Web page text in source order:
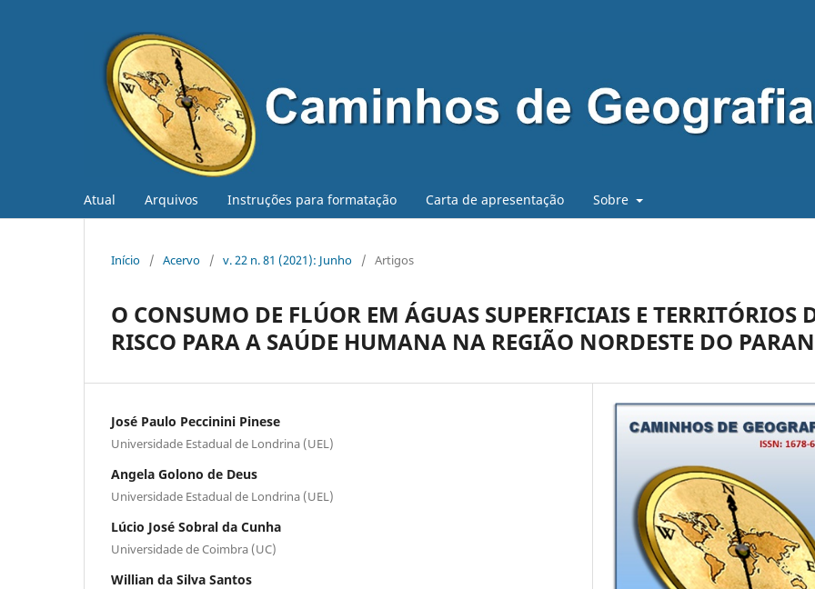
Atual Arquivos Instruções para formatação Carta de apresentação Sobre
Início / Acervo / v. 22 n. 81 (2021): Junho / Artigos
O CONSUMO DE FLÚOR EM ÁGUAS SUPERFICIAIS E TERRITÓRIOS
RISCO PARA A SAÚDE HUMANA NA REGIÃO NORDESTE DO
José Paulo Peccinini Pinese
Universidade Estadual de Londrina (UEL)
Angela Golono de Deus
Universidade Estadual de Londrina (UEL)
Lúcio José Sobral da Cunha
Universidade de Coimbra (UC)
Willian da Silva Santos